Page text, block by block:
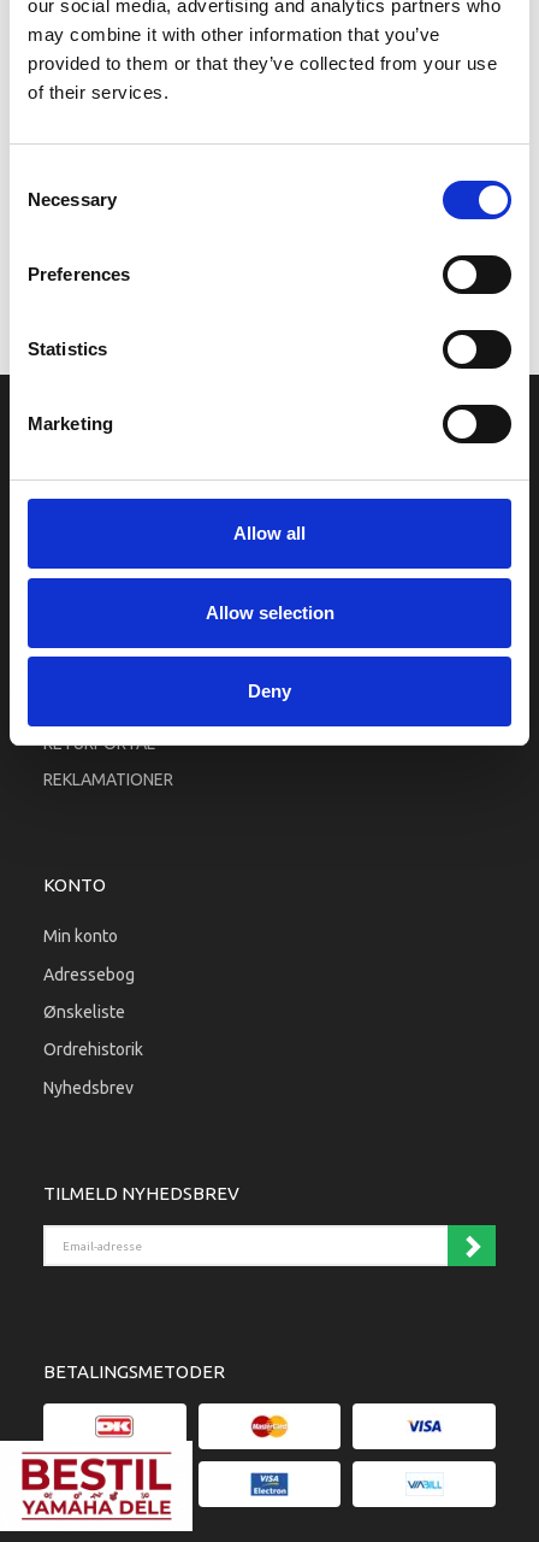
our social media, advertising and analytics partners who
may combine it with other information that you’ve
provided to them or that they’ve collected from your use
of their services.
Selection
Necessary
Preferences
Statistics
Marketing
Allow all
Allow selection
Deny
322,73 DKK
Vi oplever i øjeblikket store og hyppige prisændringer i markedet.
leveres, eller hvor prisen afviger fra det viste. Vi kontakter dig
naturligvis, hvis dette er tilfældet.
INFORMATIONER
RETURPORTAL
REKLAMATIONER
KONTO
Min konto
Adressebog
Ønskeliste
Ordrehistorik
Nyhedsbrev
TILMELD NYHEDSBREV
BETALINGSMETODER